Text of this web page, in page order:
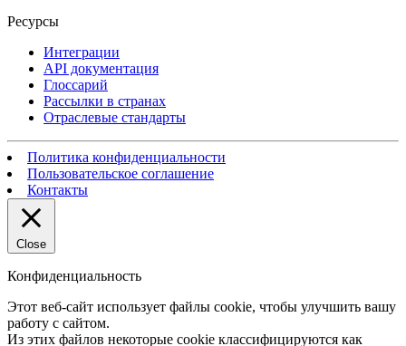
Ресурсы
Интеграции
API документация
Глоссарий
Рассылки в странах
Отраслевые стандарты
Политика конфиденциальности
Пользовательское соглашение
Контакты
Close
Конфиденциальность
Этот веб-сайт использует файлы cookie, чтобы улучшить вашу
работу с сайтом.
Из этих файлов некоторые cookie классифицируются как